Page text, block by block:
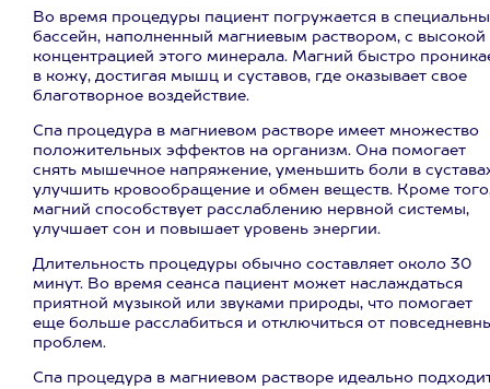
Во время процедуры пациент погружается в
бассейн, наполненный магниевым раствором, с высокой
концентрацией этого минерала. Магний быстро
в кожу, достигая мышц и суставов, где оказывает свое
благотворное воздействие.
Спа процедура в магниевом растворе имеет множество
положительных эффектов на организм. Она помогает
снять мышечное напряжение, уменьшить боли в
улучшить кровообращение и обмен веществ. Кроме
магний способствует расслаблению нервной системы,
улучшает сон и повышает уровень энергии.
Длительность процедуры обычно составляет около 30
минут. Во время сеанса пациент может наслаждаться
приятной музыкой или звуками природы, что помогает
еще больше расслабиться и отключиться от
проблем.
Спа процедура в магниевом растворе идеально